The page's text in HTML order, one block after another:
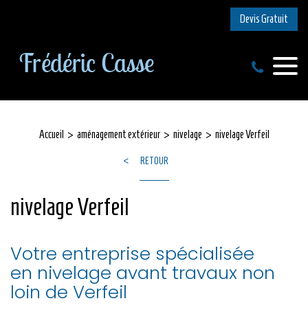
Devis Gratuit
Accueil aménagement extérieur nivelage nivelage Verfeil
RETOUR
nivelage Verfeil
Votre entreprise spécialisée
en nivelage avant travaux non
loin de Verfeil